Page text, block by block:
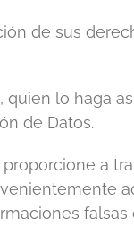
de sus
lo haga
de Datos.
a